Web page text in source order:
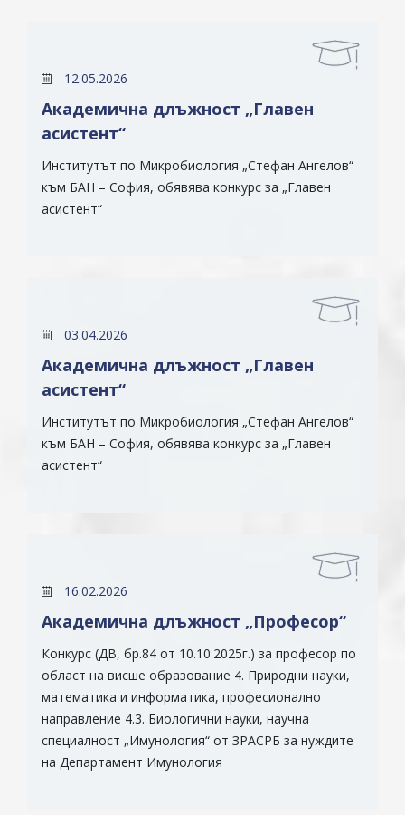
12.05.2026
Академична длъжност „Главен
асистент“
Институтът по Микробиология „Стефан Ангелов“
към БАН – София, обявява конкурс за „Главен
асистент“
03.04.2026
Академична длъжност „Главен
асистент“
Институтът по Микробиология „Стефан Ангелов“
към БАН – София, обявява конкурс за „Главен
асистент“
16.02.2026
Академична длъжност „Професор“
Конкурс (ДВ, бр.84 от 10.10.2025г.) за професор по
област на висше образование 4. Природни науки,
математика и информатика, професионално
направление 4.3. Биологични науки, научна
специалност „Имунология“ от ЗРАСРБ за нуждите
на Департамент Имунология